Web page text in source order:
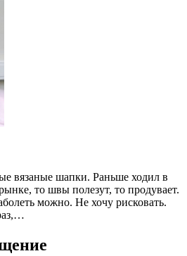
вязаные шапки. Раньше ходил в
то швы полезут, то продувает.
можно. Не хочу рисковать.